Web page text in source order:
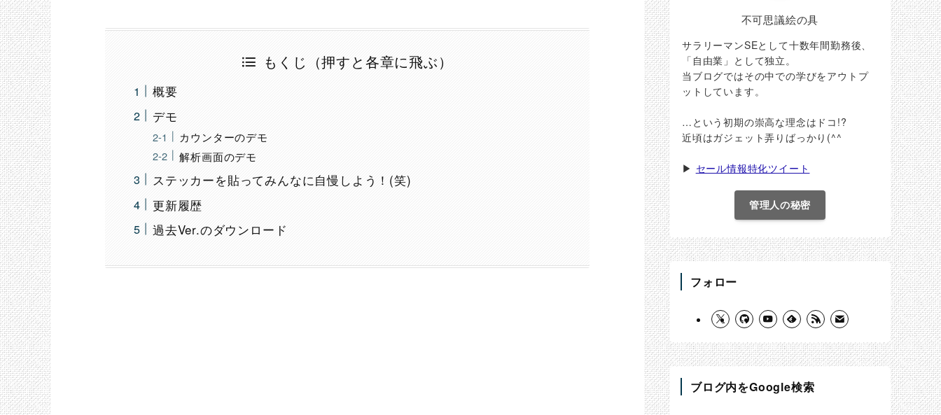
もくじ（押すと各章に飛ぶ）
概要
デモ
カウンターのデモ
解析画面のデモ
ステッカーを貼ってみんなに自慢しよう！(笑)
更新履歴
過去Ver.のダウンロード
不可思議絵の具
サラリーマンSEとして十数年間勤務後、
「自由業」として独立。
当ブログではその中での学びをアウトプ
ットしています。
…という初期の崇高な理念はドコ!?
近頃はガジェット弄りばっかり(^^ゞ
▶ セール情報特化ツイート
管理人の秘密
フォロー
ブログ内をGoogle検索